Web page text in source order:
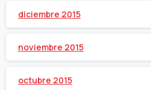
diciembre 2015
noviembre 2015
octubre 2015